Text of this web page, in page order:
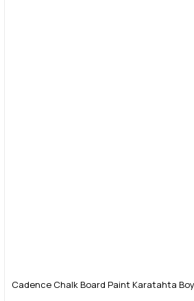
Cadence Chalk Board Paint Karatahta